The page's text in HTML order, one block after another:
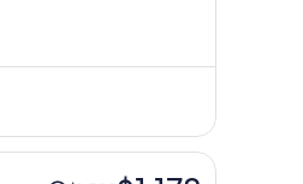
ahora
$1,082
por
El